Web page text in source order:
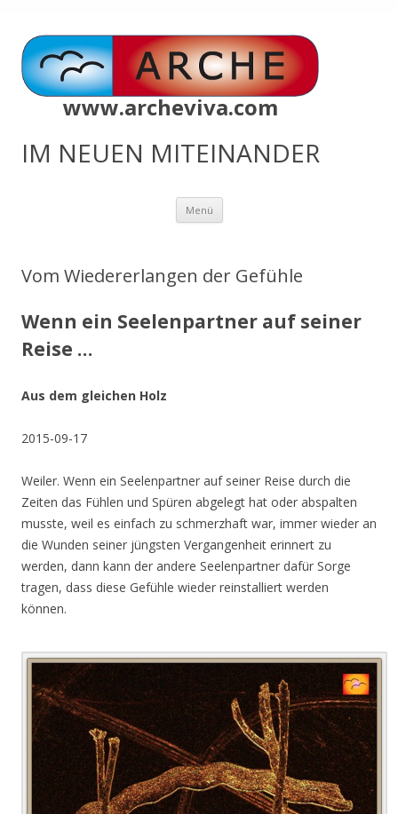
www.archeviva.com
IM NEUEN MITEINANDER
Menü Zum
springen
Vom Wiedererlangen der Gefühle
Wenn ein Seelenpartner auf seiner
Reise …
Aus dem gleichen Holz
2015-09-17
Weiler. Wenn ein Seelenpartner auf seiner Reise durch die
Zeiten das Fühlen und Spüren abgelegt hat oder abspalten
musste, weil es einfach zu schmerzhaft war, immer wieder an
die Wunden seiner jüngsten Vergangenheit erinnert zu
werden, dann kann der andere Seelenpartner dafür Sorge
tragen, dass diese Gefühle wieder reinstalliert werden
können.